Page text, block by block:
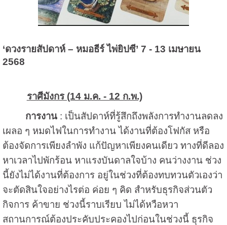
‘ดวงรายสัปดาห์ – หมอธีร์ ไพ่ยิปซี’ 7 - 13 เมษายน
2568
ราศีมังกร (14 ม.ค. - 12 ก.พ.)
การงาน: เป็นสัปดาห์ที่รู้สึกถึงพลังการทำงานลดลง
เผลอ ๆ หมดไฟในการทำงาน ได้งานที่ต้องโฟกัส หรือ
ต้องจัดการเพียงลำพัง แก้ปัญหาเพียงคนเดียว ทางที่ดีลอง
หาเวลาไปพักร้อน หาแรงบันดาลใจบ้าง คนว่างงาน ช่วง
นี้ยังไม่ได้งานที่ต้องการ อยู่ในช่วงที่ต้องทบทวนตัวเองว่า
จะตัดสินใจอย่างไรต่อ ค่อย ๆ คิด สำหรับธุรกิจส่วนตัว
กิจการ ค้าขาย ช่วงนี้ราบเรียบ ไม่ได้หวือหวา
สถานการณ์ต้องประคับประคองไปก่อนในช่วงนี้ ธุรกิจ